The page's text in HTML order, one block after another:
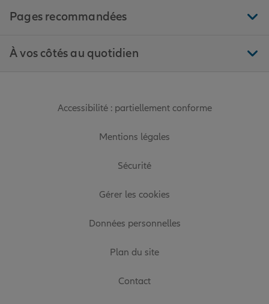
Pages recommandées
À vos côtés au quotidien
Accessibilité : partiellement conforme
Mentions légales
Sécurité
Gérer les cookies
Données personnelles
Plan du site
Contact